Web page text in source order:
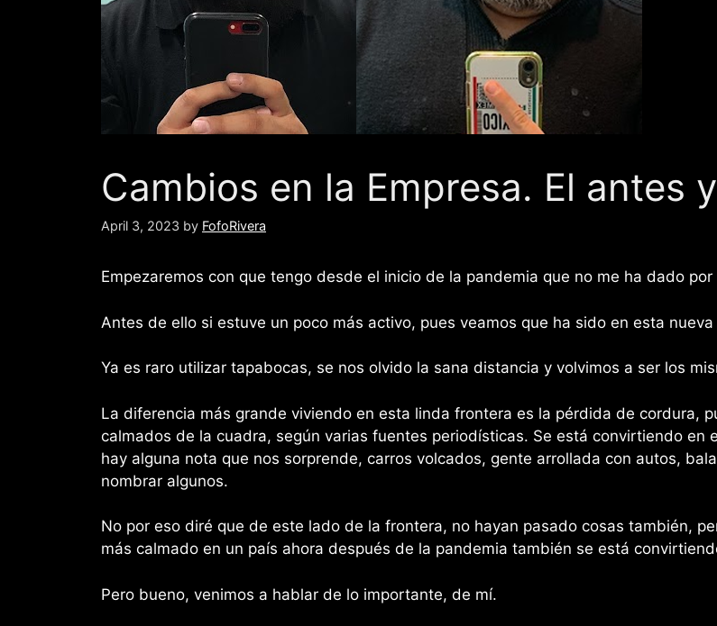
Cambios en la Empresa. El antes
April 3, 2023 by FofoRivera
Empezaremos con que tengo desde el inicio de la pandemia que no me ha dado
Antes de ello si estuve un poco más activo, pues veamos que ha sido en esta
Ya es raro utilizar tapabocas, se nos olvido la sana distancia y volvimos a ser los
La diferencia más grande viviendo en esta linda frontera es la pérdida de cordura,
calmados de la cuadra, según varias fuentes periodísticas. Se está convirtiendo en
hay alguna nota que nos sorprende, carros volcados, gente arrollada con autos,
nombrar algunos.
No por eso diré que de este lado de la frontera, no hayan pasado cosas también,
más calmado en un país ahora después de la pandemia también se está
Pero bueno, venimos a hablar de lo importante, de mí.